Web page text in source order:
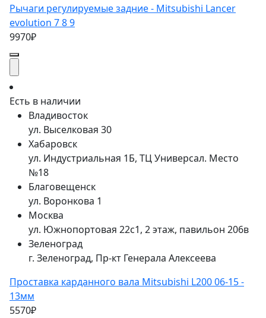
Рычаги регулируемые задние - Mitsubishi Lancer
evolution 7 8 9
9970₽
Есть в наличии
Владивосток
ул. Выселковая 30
Хабаровск
ул. Индустриальная 1Б, ТЦ Универсал. Место
№18
Благовещенск
ул. Воронкова 1
Москва
ул. Южнопортовая 22с1, 2 этаж, павильон 206в
Зеленоград
г. Зеленоград, Пр-кт Генерала Алексеева
Проставка карданного вала Mitsubishi L200 06-15 -
13мм
5570₽